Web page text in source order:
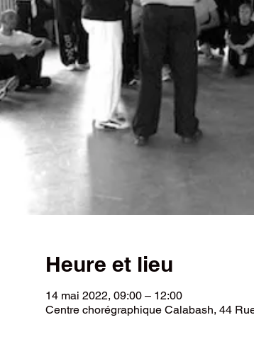
Heure et lieu
14 mai 2022, 09:00 – 12:00
Centre chorégraphique Calabash, 44